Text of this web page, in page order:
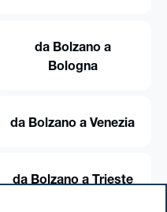
da Bolzano a
Bologna
da Bolzano a Venezia
da Bolzano a Trieste